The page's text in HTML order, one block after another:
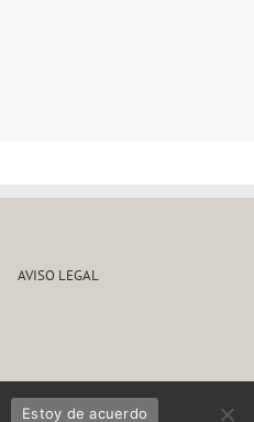
AVISO LEGAL
Estoy de acuerdo